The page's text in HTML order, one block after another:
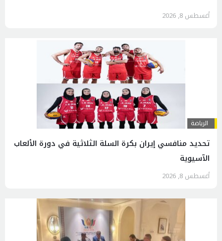
أغسطس 8, 2026
الرياضة
تحديد منافسي إيران بكرة السلة الثلاثية في دورة الألعاب
الآسيوية
أغسطس 8, 2026